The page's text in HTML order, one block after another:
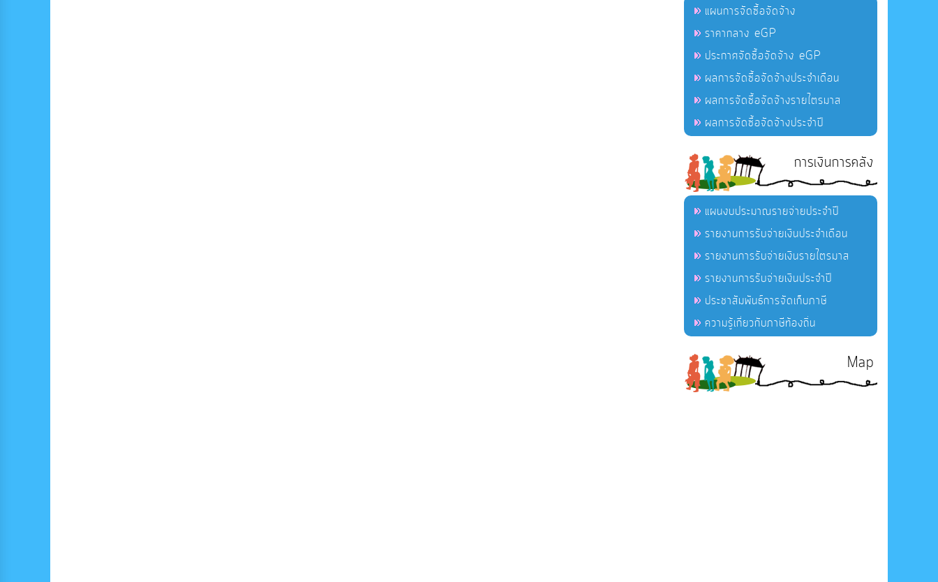
แผนการจัดซื้อจัดจ้าง
ราคากลาง eGP
ประกาศจัดซื้อจัดจ้าง eGP
ผลการจัดซื้อจัดจ้างประจำเดือน
ผลการจัดซื้อจัดจ้างรายไตรมาส
ผลการจัดซื้อจัดจ้างประจำปี
การเงินการคลัง
แผนงบประมาณรายจ่ายประจำปี
รายงานการรับจ่ายเงินประจำเดือน
รายงานการรับจ่ายเงินรายไตรมาส
รายงานการรับจ่ายเงินประจำปี
ประชาสัมพันธ์การจัดเก็บภาษี
ความรู้เกี่ยวกับภาษีท้องถิ่น
Map